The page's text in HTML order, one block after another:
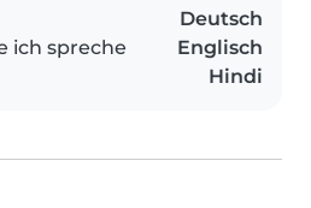
ich spreche
Deutsch
Englisch
Hindi